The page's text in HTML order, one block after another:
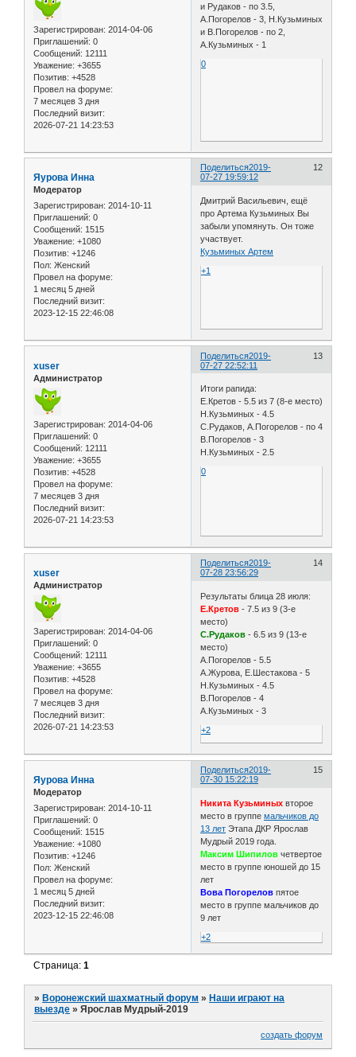
Зарегистрирован: 2014-04-06
Приглашений: 0
Сообщений: 12111
Уважение: +3655
Позитив: +4528
Провел на форуме:
7 месяцев 3 дня
Последний визит:
2026-07-21 14:23:53
и Рудаков - по 3.5,
А.Погорелов - 3, Н.Кузьминых
и В.Погорелов - по 2,
А.Кузьминых - 1
0
Поделиться 12
2019-
07-27 19:59:12
Яурова Инна
Модератор
Зарегистрирован: 2014-10-11
Приглашений: 0
Сообщений: 1515
Уважение: +1080
Позитив: +1246
Пол: Женский
Провел на форуме:
1 месяц 5 дней
Последний визит:
2023-12-15 22:46:08
Дмитрий Васильевич, ещё
про Артема Кузьминых Вы
забыли упомянуть. Он тоже
участвует.
Кузьминых Артем
+1
Поделиться 13
2019-
07-27 22:52:11
xuser
Администратор
Зарегистрирован: 2014-04-06
Приглашений: 0
Сообщений: 12111
Уважение: +3655
Позитив: +4528
Провел на форуме:
7 месяцев 3 дня
Последний визит:
2026-07-21 14:23:53
Итоги рапида:
Е.Кретов - 5.5 из 7 (8-е место)
Н.Кузьминых - 4.5
С.Рудаков, А.Погорелов - по 4
В.Погорелов - 3
Н.Кузьминых - 2.5
0
Поделиться 14
2019-
07-28 23:56:29
xuser
Администратор
Зарегистрирован: 2014-04-06
Приглашений: 0
Сообщений: 12111
Уважение: +3655
Позитив: +4528
Провел на форуме:
7 месяцев 3 дня
Последний визит:
2026-07-21 14:23:53
Результаты блица 28 июля:
Е.Кретов - 7.5 из 9 (3-е
место)
С.Рудаков - 6.5 из 9 (13-е
место)
А.Погорелов - 5.5
А.Журова, Е.Шестакова - 5
Н.Кузьминых - 4.5
В.Погорелов - 4
А.Кузьминых - 3
+2
Поделиться 15
2019-
07-30 15:22:19
Яурова Инна
Модератор
Зарегистрирован: 2014-10-11
Приглашений: 0
Сообщений: 1515
Уважение: +1080
Позитив: +1246
Пол: Женский
Провел на форуме:
1 месяц 5 дней
Последний визит:
2023-12-15 22:46:08
Никита Кузьминыхвторое
место в группемальчиков до
13 лет Этапа ДКР Ярослав
Мудрый 2019 года.
Максим Шипилов четвертое
место в группе юношей до 15
лет
Вова Погорелов пятое
место в группе мальчиков до
9 лет
+2
Страница:1
» Воронежский шахматный форум » Наши играют на
выезде »Ярослав Мудрый-2019
создать форум